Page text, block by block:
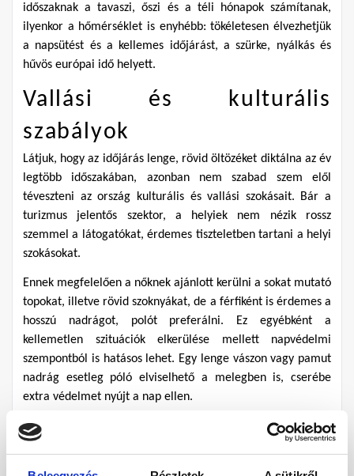
időszaknak a tavaszi, őszi és a téli hónapok számítanak,
ilyenkor a hőmérséklet is enyhébb: tökéletesen élvezhetjük
a napsütést és a kellemes időjárást, a szürke, nyálkás és
hűvös európai idő helyett.
Vallási és kulturális
szabályok
Látjuk, hogy az időjárás lenge, rövid öltözéket diktálna az év
legtöbb időszakában, azonban nem szabad szem elől
téveszteni az ország kulturális és vallási szokásait. Bár a
turizmus jelentős szektor, a helyiek nem nézik rossz
szemmel a látogatókat, érdemes tiszteletben tartani a helyi
szokásokat.
Ennek megfelelően a nőknek ajánlott kerülni a sokat mutató
topokat, illetve rövid szoknyákat, de a férfiként is érdemes a
hosszú nadrágot, polót preferálni. Ez egyébként a
kellemetlen szituációk elkerülése mellett napvédelmi
szempontból is hatásos lehet. Egy lenge vászon vagy pamut
nadrág esetleg póló elviselhető a melegben is, cserébe
extra védelmet nyújt a nap ellen.
Pulóvert és kabátot csak november és március között
érdemes pakolni, az éjszakák ilyenkor hűvösek lehetnek.